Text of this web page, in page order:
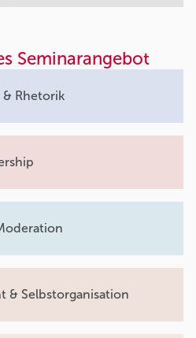
Seminarangebot
Rhetorik
& Selbstorganisation